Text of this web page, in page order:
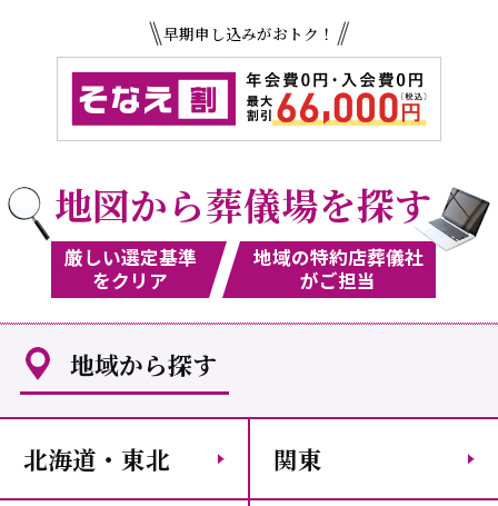
早期申し込みがおトク！
地図から葬儀場を探す
厳しい選定基準
をクリア
地域の特約店葬儀社
がご担当
地域から探す
北海道・東北 関東